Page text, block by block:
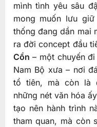
mình tình yêu sâu
mong muốn lưu
thống đang dần mai
ra đời concept đầu
Cồn – một chuyến
Nam Bộ xưa – nơi
tổ tiên, mà còn là
những nét văn hóa
tạo nên hành trình
tham quan, mà còn